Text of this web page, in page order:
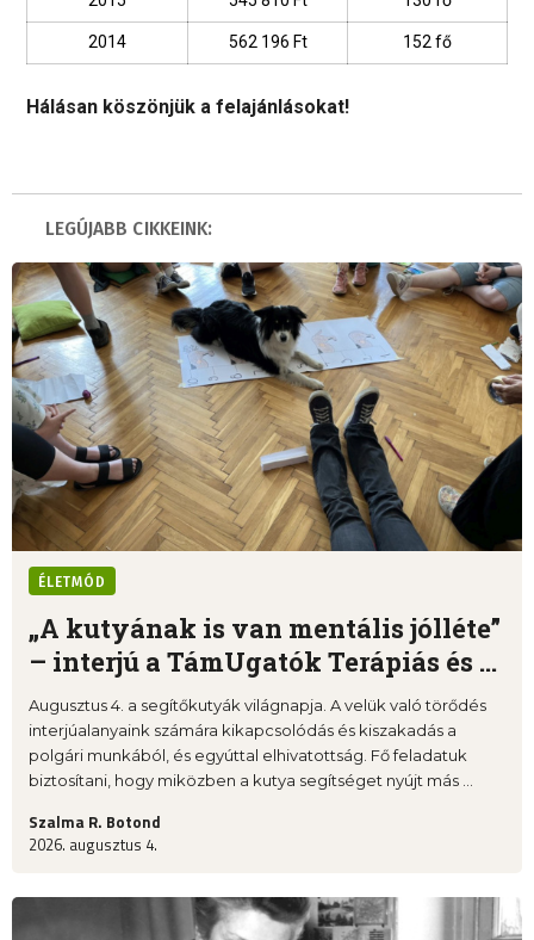
2014 562 196 Ft 152 fő
Hálásan köszönjük a felajánlásokat!
LEGÚJABB CIKKEINK:
ÉLETMÓD
„A kutyának is van mentális jólléte”
– interjú a TámUgatók Terápiás és ...
Augusztus 4. a segítőkutyák világnapja. A velük való törődés
interjúalanyaink számára kikapcsolódás és kiszakadás a
polgári munkából, és egyúttal elhivatottság. Fő feladatuk
biztosítani, hogy miközben a kutya segítséget nyújt más ...
Szalma R. Botond
2026. augusztus 4.